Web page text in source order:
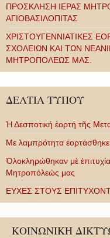
ΠΡΟΣΚΛΗΣΗ ΙΕΡΑΣ
ΑΓΙΟΒΑΣΙΛΟΠΙΤΑΣ
ΧΡΙΣΤΟΥΓΕΝΝΙΑΤΙΚΕΣ
ΣΧΟΛΕΙΩΝ ΚΑΙ ΤΩΝ
ΜΗΤΡΟΠΟΛΕΩΣ ΜΑΣ.
ΔΕΛΤΙΑ ΤΥΠΟΥ
Ἡ Δεσποτική ἑορτή τῆς
Με λαμπρότητα
Ὁλοκληρώθηκαν μὲ
Μητροπόλεώς μας
ΕΥΧΕΣ ΣΤΟΥΣ
ΚΟΙΝΩΝΙΚΗ